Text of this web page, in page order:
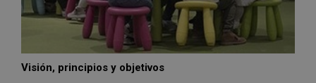
Visión, principios y objetivos